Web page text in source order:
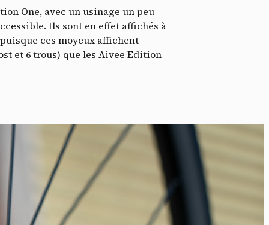
One, avec un usinage un peu
Ils sont en effet affichés à
ces moyeux affichent
et 6 trous) que les Aivee Edition